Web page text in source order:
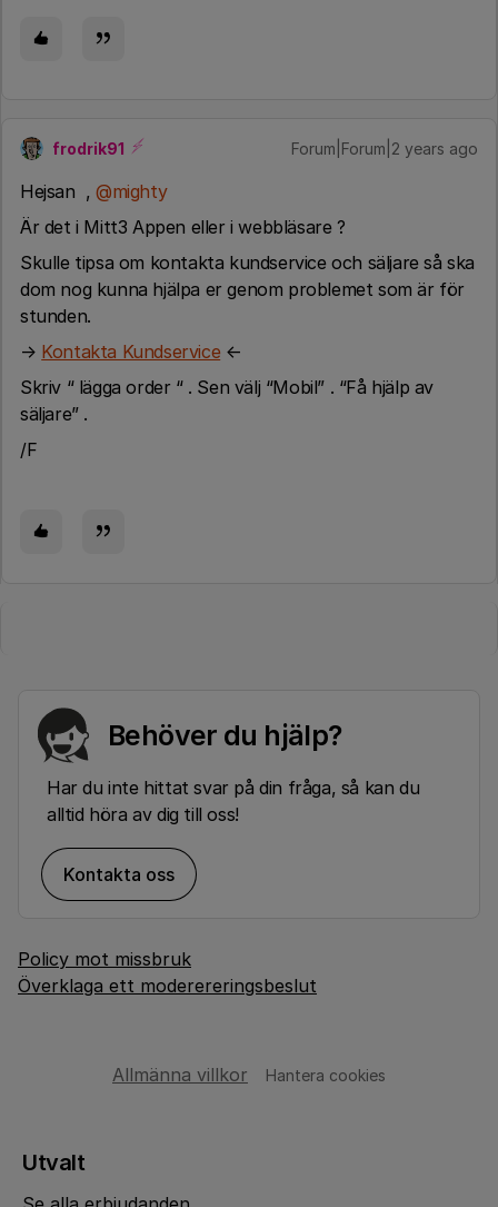
frodrik91 Forum|Forum|2 years ago
Hejsan , @mighty
Är det i Mitt3 Appen eller i webbläsare ?
Skulle tipsa om kontakta kundservice och säljare så ska
dom nog kunna hjälpa er genom problemet som är för
stunden.
→ Kontakta Kundservice←
Skriv “ lägga order “ . Sen välj “Mobil” . “Få hjälp av
säljare” .
/F
Behöver du hjälp?
Har du inte hittat svar på din fråga, så kan du
alltid höra av dig till oss!
Kontakta oss
Policy mot missbruk
Överklaga ett moderereringsbeslut
Allmänna villkor Hantera cookies
Utvalt